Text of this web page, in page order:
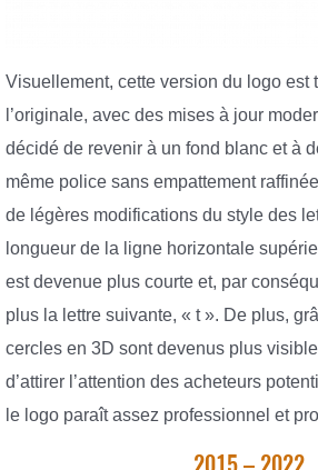
Visuellement, cette version du logo est
l’originale, avec des mises à jour
décidé de revenir à un fond blanc et à
même police sans empattement
de légères modifications du style des
longueur de la ligne horizontale
est devenue plus courte et, par
plus la lettre suivante, « t ». De plus,
cercles en 3D sont devenus plus
d’attirer l’attention des acheteurs
le logo paraît assez professionnel et